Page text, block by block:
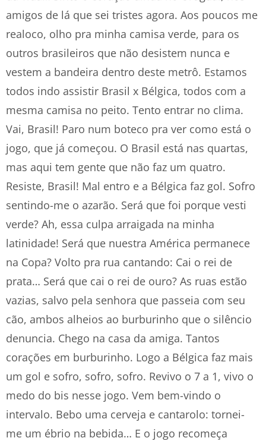
amigos de lá que sei tristes agora. Aos poucos me
realoco, olho pra minha camisa verde, para os
outros brasileiros que não desistem nunca e
vestem a bandeira dentro deste metrô. Estamos
todos indo assistir Brasil x Bélgica, todos com a
mesma camisa no peito. Tento entrar no clima.
Vai, Brasil! Paro num boteco pra ver como está o
jogo, que já começou. O Brasil está nas quartas,
mas aqui tem gente que não faz um quatro.
Resiste, Brasil! Mal entro e a Bélgica faz gol. Sofro
sentindo-me o azarão. Será que foi porque vesti
verde? Ah, essa culpa arraigada na minha
latinidade! Será que nuestra América permanece
na Copa? Volto pra rua cantando: Cai o rei de
prata… Será que cai o rei de ouro? As ruas estão
vazias, salvo pela senhora que passeia com seu
cão, ambos alheios ao burburinho que o silêncio
denuncia. Chego na casa da amiga. Tantos
corações em burburinho. Logo a Bélgica faz mais
um gol e sofro, sofro, sofro. Revivo o 7 a 1, vivo o
medo do bis nesse jogo. Vem bem-vindo o
intervalo. Bebo uma cerveja e cantarolo: tornei-
me um ébrio na bebida… E o jogo recomeça